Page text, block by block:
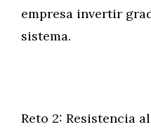
empresa invertir
sistema.
Reto 2: Resistencia